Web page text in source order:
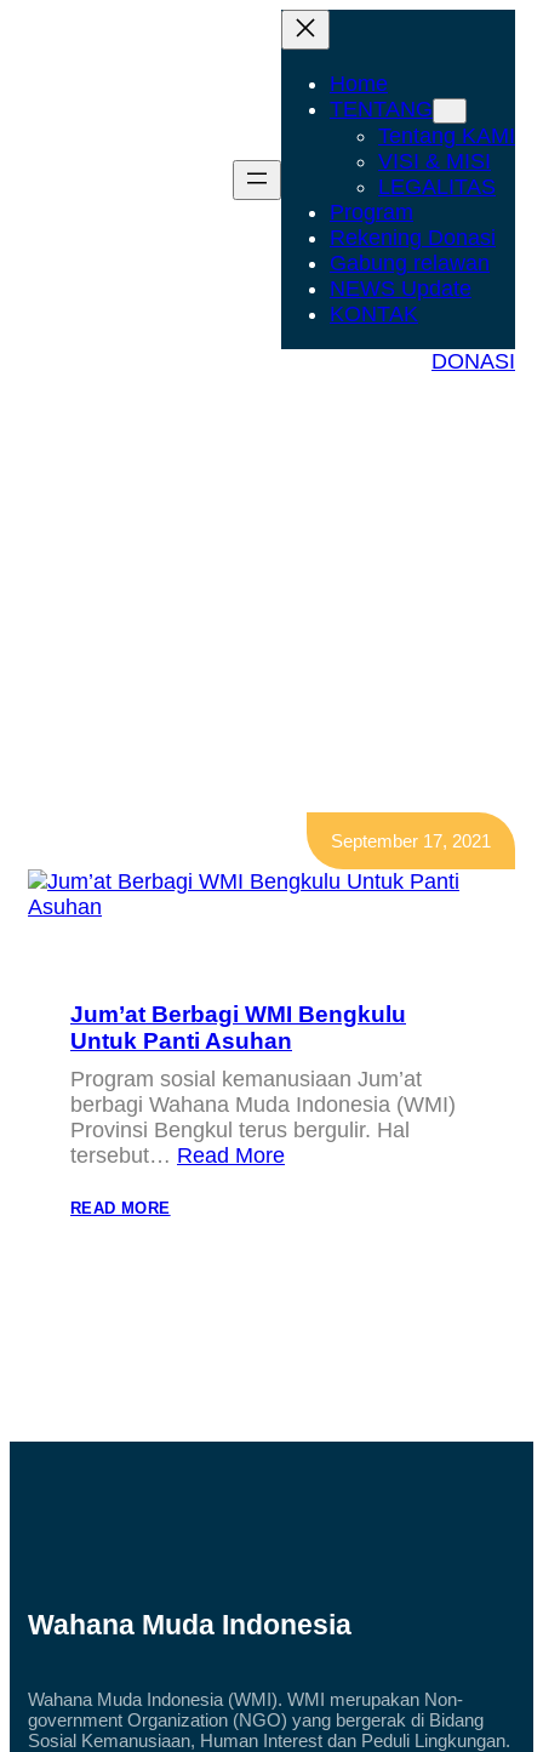
Home
TENTANG
Tentang KAMI
VISI & MISI
LEGALITAS
Program
Rekening Donasi
Gabung relawan
NEWS Update
KONTAK
DONASI
September 17, 2021
Jum’at Berbagi WMI Bengkulu
Untuk Panti Asuhan
Program sosial kemanusiaan Jum’at
berbagi Wahana Muda Indonesia (WMI)
Provinsi Bengkul terus bergulir. Hal
tersebut… Read More
READ MORE
Wahana Muda Indonesia
Wahana Muda Indonesia (WMI). WMI merupakan Non-
government Organization (NGO) yang bergerak di Bidang
Sosial Kemanusiaan, Human Interest dan Peduli Lingkungan.